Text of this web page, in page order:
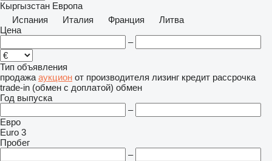
Кыргызстан Европа
Испания
Италия Франция
Литва
Цена
–
Тип объявления
продажа аукцион от производителя лизинг кредит рассрочка
trade-in (обмен с доплатой) обмен
Год выпуска
–
Евро
Euro 3
Пробег
–